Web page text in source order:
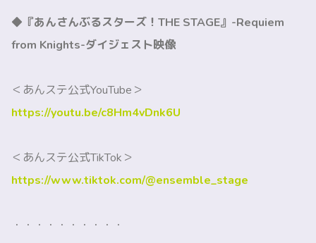
◆『あんさんぶるスターズ！THE STAGE』-Requiem
from Knights-ダイジェスト映像
＜あんステ公式YouTube＞
https://youtu.be/c8Hm4vDnk6U
＜あんステ公式TikTok＞
https://www.tiktok.com/@ensemble_stage
・・・・・・・・・・